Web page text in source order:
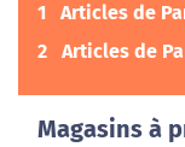
1 Articles de
2 Articles de
Magasins à